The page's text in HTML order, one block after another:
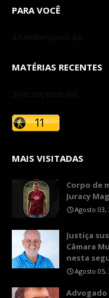
PARA VOCÊ
3/random/post-list
MATÉRIAS RECENTES
3/recent/post-list
MAIS VISITADAS
Corpo de
Juracy
Agosto 03,
​Justiça
Câmara
nesta
Agosto 05,